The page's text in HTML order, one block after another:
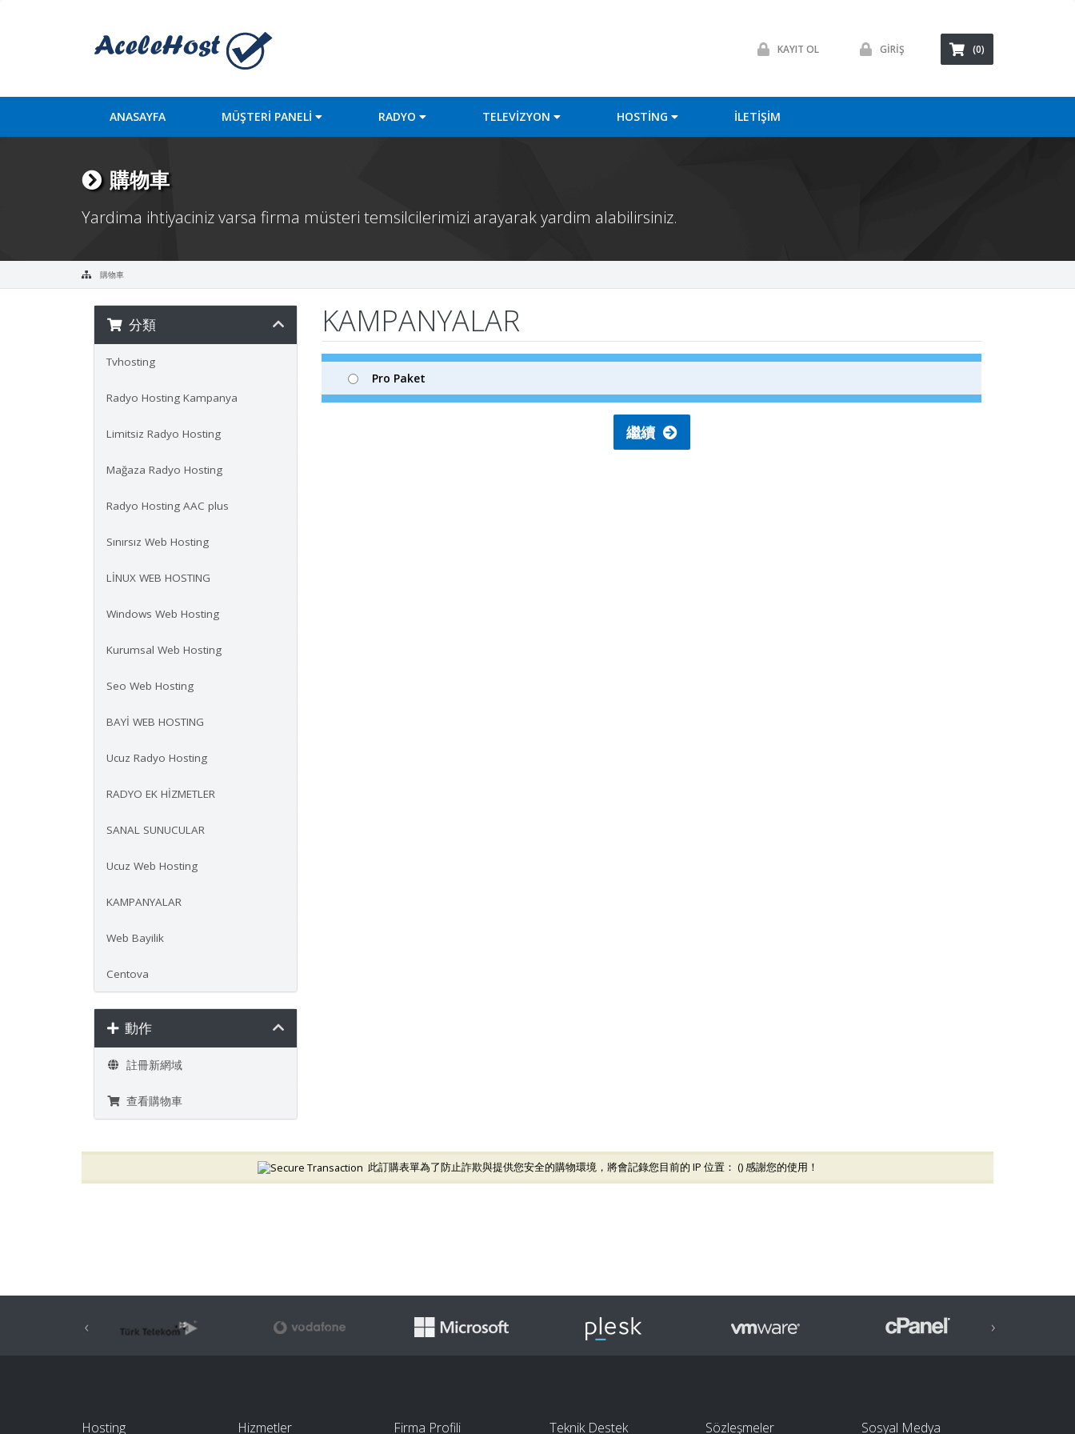
KAYIT OL GİRİŞ (0)
ANASAYFA MÜŞTERİ PANELİ RADYO TELEVİZYON HOSTİNG İLETİŞİM
購物車
Yardima ihtiyaciniz varsa firma müsteri temsilcilerimizi arayarak yardim alabilirsiniz.
購物車
KAMPANYALAR
分類
Tvhosting
Radyo Hosting Kampanya
Limitsiz Radyo Hosting
Mağaza Radyo Hosting
Radyo Hosting AAC plus
Sınırsız Web Hosting
LİNUX WEB HOSTING
Windows Web Hosting
Kurumsal Web Hosting
Seo Web Hosting
BAYİ WEB HOSTING
Ucuz Radyo Hosting
RADYO EK HİZMETLER
SANAL SUNUCULAR
Ucuz Web Hosting
KAMPANYALAR
Web Bayilik
Centova
動作
註冊新網域
查看購物車
Pro Paket
繼續
此訂購表單為了防止詐欺與提供您安全的購物環境，將會記錄您目前的 IP 位置： () 感謝您的使用！
‹ ›
Hosting Hizmetler Firma Profili Teknik Destek Sözleşmeler Sosyal Medya